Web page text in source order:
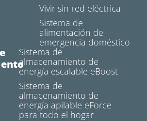
Vivir sin red eléctrica
Sistema de
alimentación de
emergencia doméstico
Sistema de
almacenamiento de
energía escalable eBoost
Sistema de
almacenamiento de
energía apilable eForce
para todo el hogar